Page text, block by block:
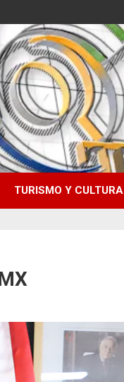
TURISMO Y CULTURA